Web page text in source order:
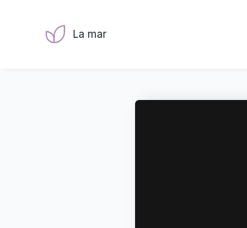
La mar